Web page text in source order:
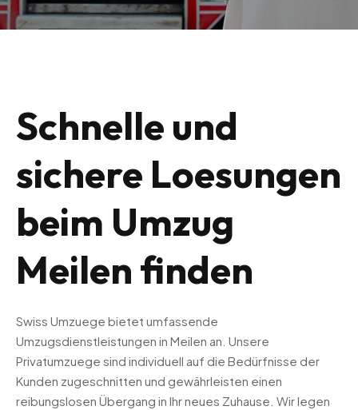
Schnelle und
sichere Loesungen
beim Umzug
Meilen finden
Swiss Umzuege bietet umfassende
Umzugsdienstleistungen in Meilen an. Unsere
Privatumzuege sind individuell auf die Bedürfnisse der
Kunden zugeschnitten und gewährleisten einen
reibungslosen Übergang in Ihr neues Zuhause. Wir legen